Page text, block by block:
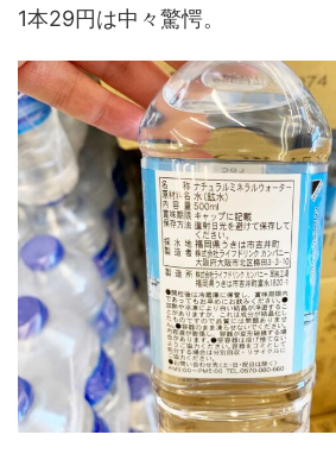
1本29円は中々驚愕。